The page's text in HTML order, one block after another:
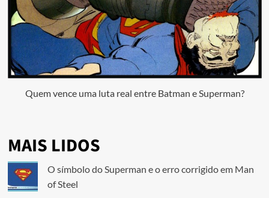
Quem vence uma luta real entre Batman e Superman?
MAIS LIDOS
O símbolo do Superman e o erro corrigido em Man
of Steel